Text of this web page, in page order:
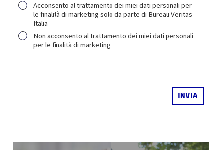
Acconsento al trattamento dei miei dati personali per
le finalità di marketing solo da parte di Bureau Veritas
Italia
Non acconsento al trattamento dei miei dati personali
per le finalità di marketing
Image